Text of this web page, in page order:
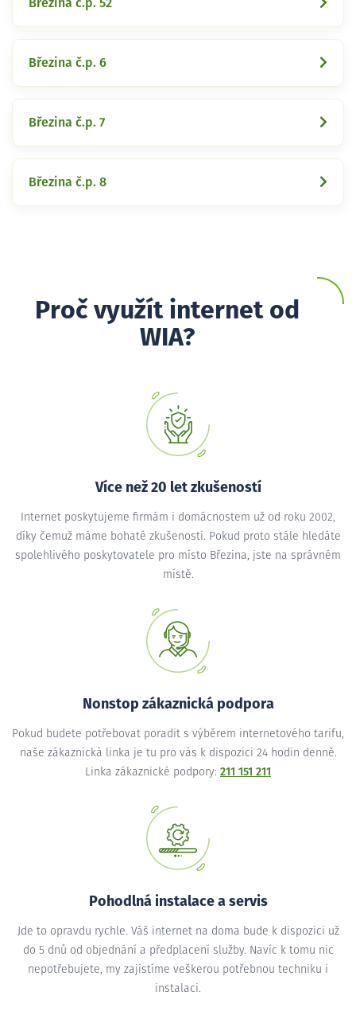
Březina č.p. 52
Březina č.p. 6
Březina č.p. 7
Březina č.p. 8
Proč využít internet od
WIA?
Více než 20 let zkušeností
Internet poskytujeme firmám i domácnostem už od roku 2002,
díky čemuž máme bohaté zkušenosti. Pokud proto stále hledáte
spolehlivého poskytovatele pro místo Březina, jste na správném
místě.
Nonstop zákaznická podpora
Pokud budete potřebovat poradit s výběrem internetového tarifu,
naše zákaznická linka je tu pro vás k dispozici 24 hodin denně.
Linka zákaznické podpory: 211 151 211
Pohodlná instalace a servis
Jde to opravdu rychle. Váš internet na doma bude k dispozici už
do 5 dnů od objednání a předplacení služby. Navíc k tomu nic
nepotřebujete, my zajistíme veškerou potřebnou techniku i
instalaci.